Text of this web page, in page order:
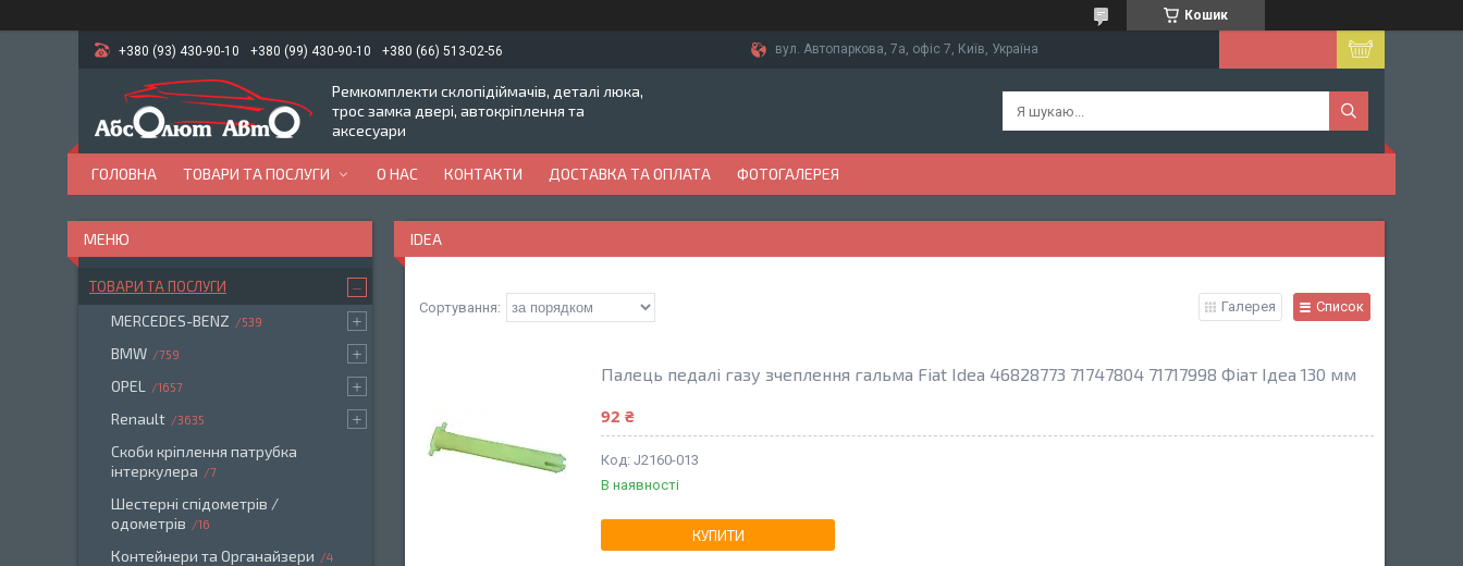
Кошик
+380 (93) 430-90-10 +380 (99) 430-90-10 +380 (66) 513-02-56 вул. Автопаркова, 7а, офіс 7, Київ, Україна
Ремкомплекти склопідіймачів, деталі люка,
трос замка двері, автокріплення та
аксесуари
ГОЛОВНА ТОВАРИ ТА ПОСЛУГИ О НАС КОНТАКТИ ДОСТАВКА ТА ОПЛАТА ФОТОГАЛЕРЕЯ
IDEA
Галерея Список
Палець педалі газу зчеплення гальма Fiat Idea 46828773 71747804 71717998 Фіат Ідеа 130 мм
92 ₴
J2160-013
В наявності
КУПИТИ
ТОВАРИ ТА ПОСЛУГИ
MERCEDES-BENZ 539
BMW 759
OPEL 1657
Renault 3635
Скоби кріплення патрубка
інтеркулера
7
Шестерні спідометрів /
одометрів
16
Контейнери та Органайзери 4